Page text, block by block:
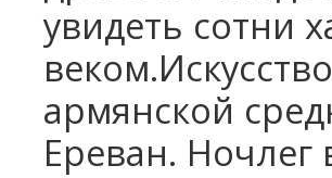
увидеть сотни
армянской
Ереван. Ночлег